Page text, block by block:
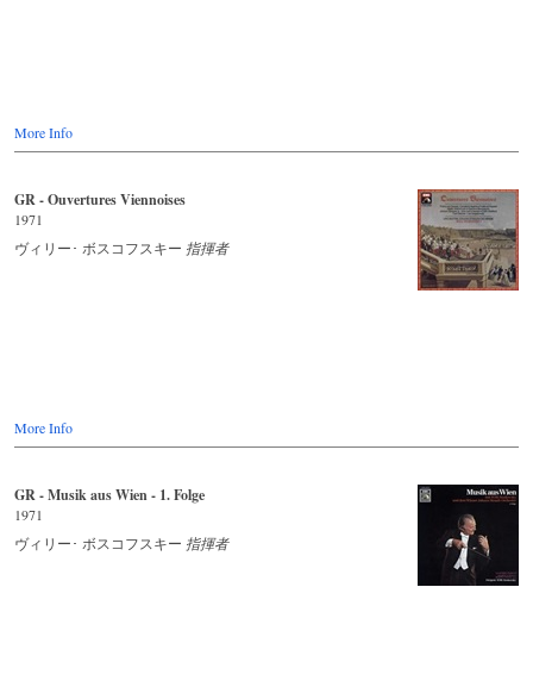
More Info
GR - Ouvertures Viennoises
1971
ヴィリー･ ボスコフスキー 指揮者
More Info
GR - Musik aus Wien - 1. Folge
1971
ヴィリー･ ボスコフスキー 指揮者